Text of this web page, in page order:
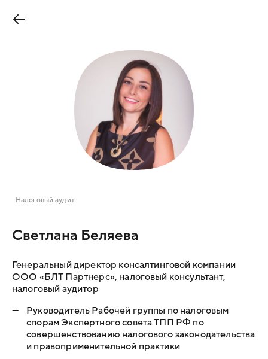
Налоговый аудит
Светлана Беляева
Генеральный директор консалтинговой компании
ООО «БЛТ Партнерс», налоговый консультант,
налоговый аудитор
—
Руководитель Рабочей группы по налоговым
спорам Экспертного совета ТПП РФ по
совершенствованию налогового законодательства
и правоприменительной практики